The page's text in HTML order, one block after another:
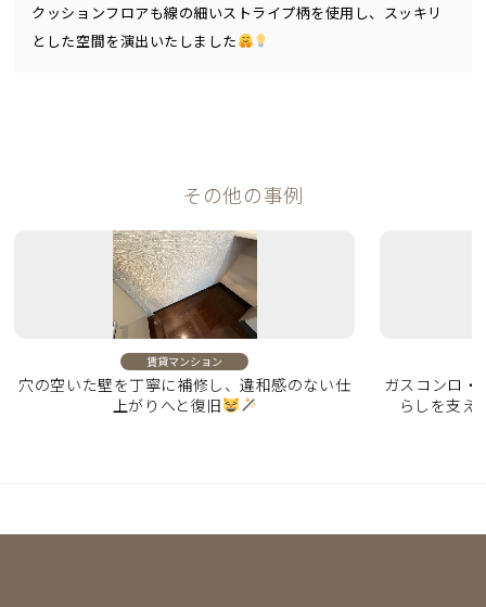
クッションフロアも線の細いストライプ柄を使用し、スッキリ
とした空間を演出いたしました
その他の事例
賃貸マンション
穴の空いた壁を丁寧に補修し、違和感のない仕
上がりへと復旧
ガスコンロ・
らしを支え